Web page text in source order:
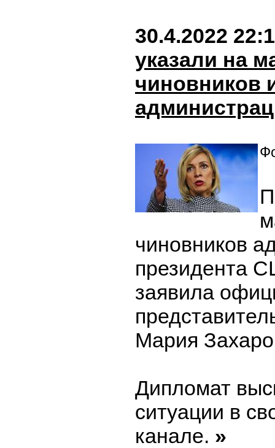
30.4.2022
указали на
чиновников
чиновников
президента
заявила
Мария
Дипломат
ситуации в
канале. »